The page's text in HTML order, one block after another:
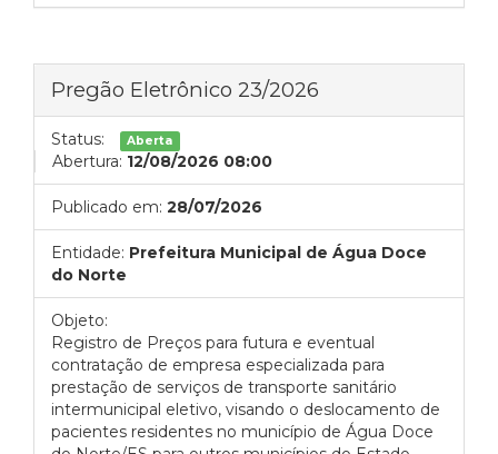
Pregão Eletrônico 23/2026
Status: Aberta
Abertura: 12/08/2026 08:00
Publicado em: 28/07/2026
Entidade: Prefeitura Municipal de Água Doce
do Norte
Objeto:
Registro de Preços para futura e eventual
contratação de empresa especializada para
prestação de serviços de transporte sanitário
intermunicipal eletivo, visando o deslocamento de
pacientes residentes no município de Água Doce